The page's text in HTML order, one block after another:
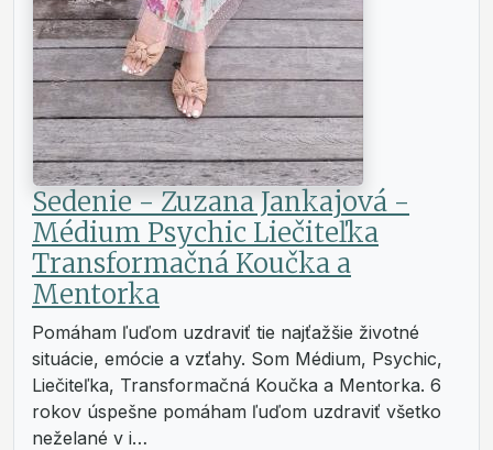
Sedenie - Zuzana Jankajová -
Médium Psychic Liečiteľka
Transformačná Koučka a
Mentorka
Pomáham ľuďom uzdraviť tie najťažšie životné
situácie, emócie a vzťahy. Som Médium, Psychic,
Liečiteľka, Transformačná Koučka a Mentorka. 6
rokov úspešne pomáham ľuďom uzdraviť všetko
neželané v i…